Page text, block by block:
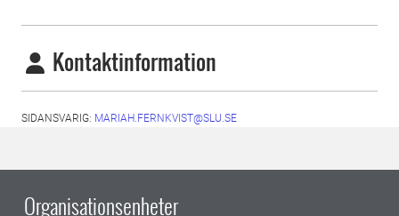
Kontaktinformation
SIDANSVARIG: MARIAH.FERNKVIST@SLU.SE
Organisationsenheter